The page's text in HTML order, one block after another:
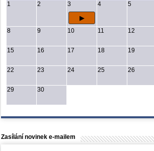
1 2 3 4 5
8 9 10 11 12
15 16 17 18 19
22 23 24 25 26
29 30
Zasílání novinek e-mailem